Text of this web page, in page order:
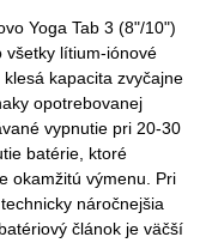
Yoga Tab 3 (8"/10")
všetky lítium-iónové
kapacita zvyčajne
opotrebovanej
vypnutie pri 20-30
batérie, ktoré
okamžitú výmenu. Pri
náročnejšia
článok je väčší